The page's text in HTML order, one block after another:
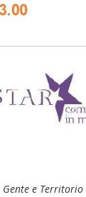
Gente e Territorio